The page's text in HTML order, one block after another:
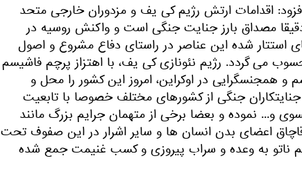
افزود: اقدامات ارتش رژیم کی یف و مزدوران خارجی متحد
دقیقا مصداق بارز جنایت جنگی است و واکنش روسیه در
استتار شده این عناصر در راستای دفاع مشروع و اصول
می گردد. رژیم نئونازی کی یف، با اهتزاز پرچم فاشیسم
و همجنسگرایی در اوکراین، امروز این کشور را محل و
و جنایتکاران جنگی از کشورهای مختلف خصوصا با تابعیت
و... نموده و بعضا برخی از متهمان جرایم بزرگ مانند
قاچاق اعضای بدن انسان ها و سایر اشرار در این صفوف تحت
ناتو به وعده و سراب پیروزی و کسب غنیمت جمع شده